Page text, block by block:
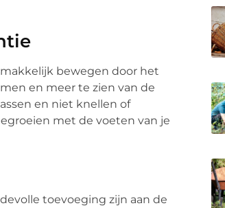
bewegen door het
en meer te zien van de
en niet knellen of
met de voeten van je
toevoeging zijn aan de